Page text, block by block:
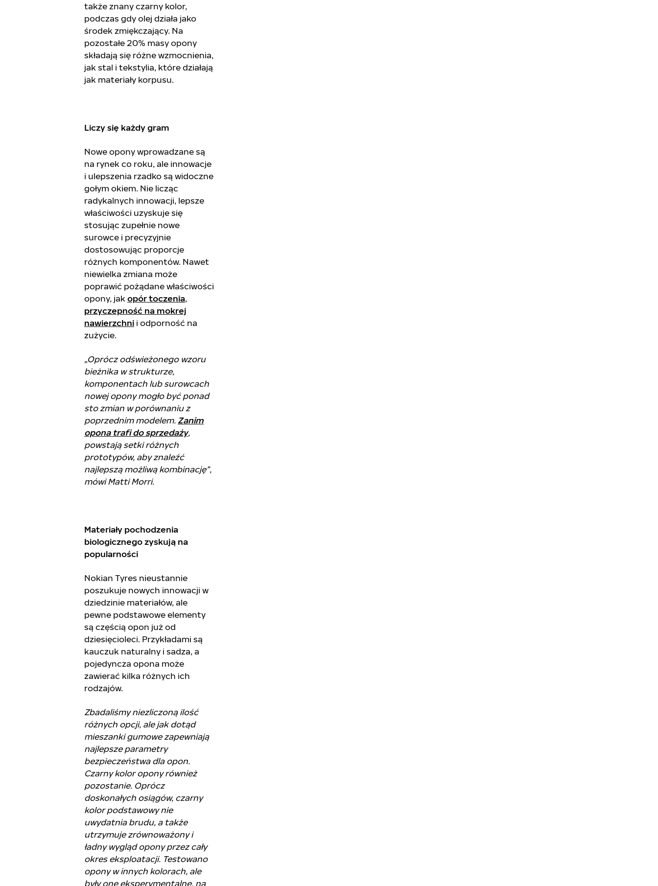
także znany czarny kolor,
podczas gdy olej działa jako
środek zmiękczający. Na
pozostałe 20% masy opony
składają się różne wzmocnienia,
jak stal i tekstylia, które działają
jak materiały korpusu.
Liczy się każdy gram
Nowe opony wprowadzane są
na rynek co roku, ale innowacje
i ulepszenia rzadko są widoczne
gołym okiem. Nie licząc
radykalnych innowacji, lepsze
właściwości uzyskuje się
stosując zupełnie nowe
surowce i precyzyjnie
dostosowując proporcje
różnych komponentów. Nawet
niewielka zmiana może
poprawić pożądane właściwości
opony, jak opór toczenia,
przyczepność na mokrej
nawierzchni i odporność na
zużycie.
„Oprócz odświeżonego wzoru
bieżnika w strukturze,
komponentach lub surowcach
nowej opony mogło być ponad
sto zmian w porównaniu z
poprzednim modelem. Zanim
opona trafi do sprzedaży,
powstają setki różnych
prototypów, aby znaleźć
najlepszą możliwą kombinację”,
mówi Matti Morri.
Materiały pochodzenia
biologicznego zyskują na
popularności
Nokian Tyres nieustannie
poszukuje nowych innowacji w
dziedzinie materiałów, ale
pewne podstawowe elementy
są częścią opon już od
dziesięcioleci. Przykładami są
kauczuk naturalny i sadza, a
pojedyncza opona może
zawierać kilka różnych ich
rodzajów.
Zbadaliśmy niezliczoną ilość
różnych opcji, ale jak dotąd
mieszanki gumowe zapewniają
najlepsze parametry
bezpieczeństwa dla opon.
Czarny kolor opony również
pozostanie. Oprócz
doskonałych osiągów, czarny
kolor podstawowy nie
uwydatnia brudu, a także
utrzymuje zrównoważony i
ładny wygląd opony przez cały
okres eksploatacji. Testowano
opony w innych kolorach, ale
były one eksperymentalne, na